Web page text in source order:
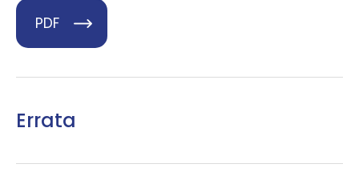
PDF
Errata